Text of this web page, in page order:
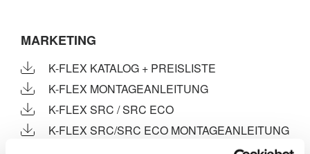
MARKETING
K-FLEX KATALOG + PREISLISTE
K-FLEX MONTAGEANLEITUNG
K-FLEX SRC / SRC ECO
K-FLEX SRC/SRC ECO MONTAGEANLEITUNG